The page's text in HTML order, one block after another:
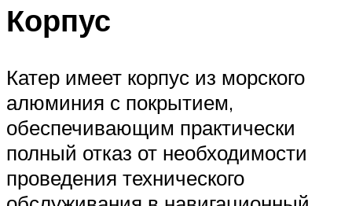
Корпус
Катер имеет корпус из морского
алюминия с покрытием,
обеспечивающим практически
полный отказ от необходимости
проведения технического